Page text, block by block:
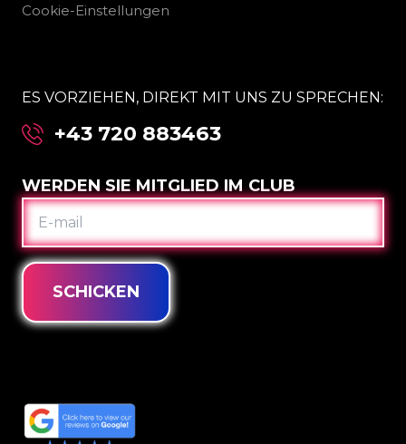
Cookie-Einstellungen
ES VORZIEHEN, DIREKT MIT UNS ZU SPRECHEN:
+43 720 883463
WERDEN SIE MITGLIED IM CLUB
E-
MAIL
SCHICKEN